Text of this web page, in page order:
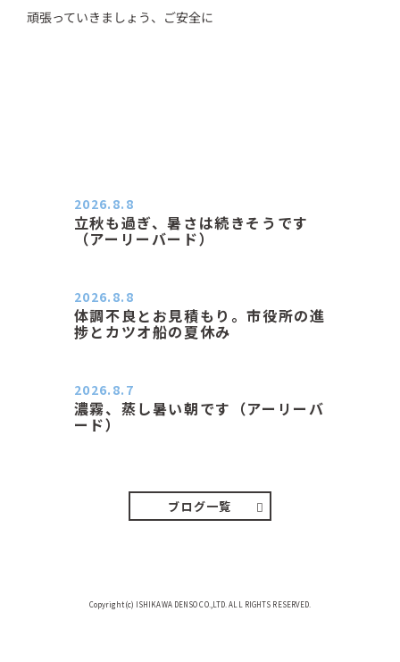
頑張っていきましょう、ご安全に
立秋も過ぎ、暑さは続きそうです
（アーリーバード）
2026.8.8
体調不良とお見積もり。市役所の進
捗とカツオ船の夏休み
2026.8.8
濃霧、蒸し暑い朝です（アーリーバ
ード）
2026.8.7
ブログ一覧
Copyright(c) ISHIKAWA DENSO CO.,LTD. ALL RIGHTS RESERVED.